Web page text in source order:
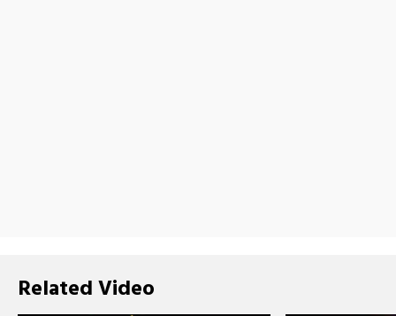
Related Video